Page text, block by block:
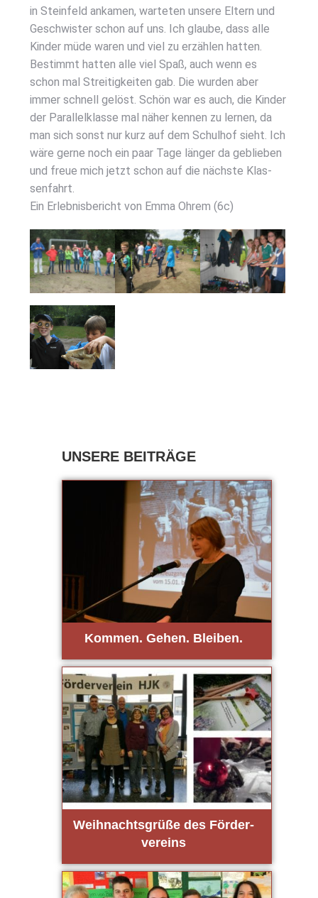
in Stein­feld anka­men, war­te­ten unse­re Eltern und
Geschwis­ter schon auf uns. Ich glau­be, dass alle
Kin­der müde waren und viel zu erzäh­len hat­ten.
Bestimmt hat­ten alle viel Spaß, auch wenn es
schon mal Strei­tig­kei­ten gab. Die wur­den aber
immer schnell gelöst. Schön war es auch, die Kin­der
der Par­al­lel­klas­se mal näher ken­nen zu ler­nen, da
man sich sonst nur kurz auf dem Schul­hof sieht. Ich
wäre ger­ne noch ein paar Tage län­ger da geblie­ben
und freue mich jetzt schon auf die nächs­te Klas­
sen­fahrt.
Ein Erleb­nis­be­richt von Emma Ohrem (6c)
Kom­men. Gehen. Blei­ben.
Weih­nachts­grü­ße des För­der­
ver­eins